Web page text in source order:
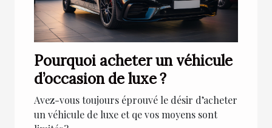
Pourquoi acheter un véhicule
d’occasion de luxe ?
Avez-vous toujours éprouvé le désir d’acheter
un véhicule de luxe et qe vos moyens sont